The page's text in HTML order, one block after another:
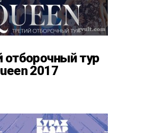
отборочный тур
2017